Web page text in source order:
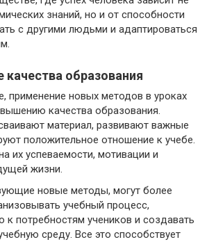
знаний, но и от способности
с другими людьми и адаптироваться
образования
применение новых методов в уроках
качества образования.
материал, развивают важные
положительное отношение к учебе.
их успеваемости, мотивации и
жизни.
новые методы, могут более
учебный процесс,
к потребностям учеников и создавать
среду. Все это способствует